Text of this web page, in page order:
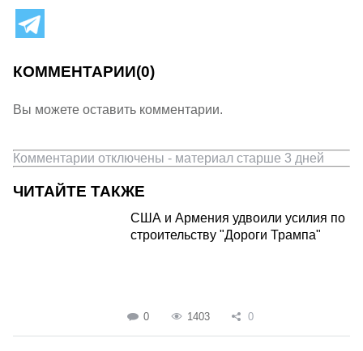
КОММЕНТАРИИ(0)
Вы можете оставить комментарии.
Комментарии отключены - материал старше 3 дней
ЧИТАЙТЕ ТАКЖЕ
США и Армения удвоили усилия по
строительству "Дороги Трампа"
0 1403 0